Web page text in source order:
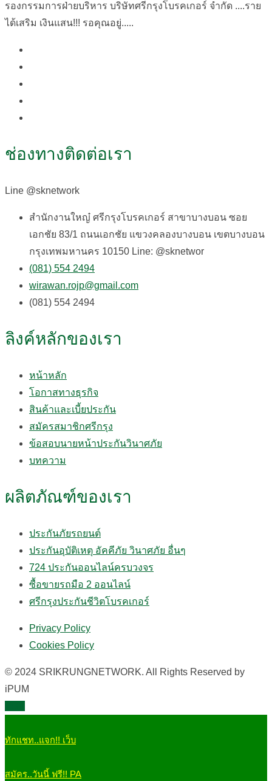
รองกรรมการฝ่ายบริหาร บริษัทศรีกรุงโบรคเกอร์ จำกัด ....ราย
ได้เสริม เงินแสน!!! รอคุณอยู่.....
ช่องทางติดต่อเรา
Line @sknetwork
สำนักงานใหญ๋ ศรีกรุงโบรคเกอร์ สาขาบางบอน ซอย
เอกชัย 83/1 ถนนเอกชัย แขวงคลองบางบอน เขตบางบอน
กรุงเทพมหานคร 10150 Line: @sknetwor
(081) 554 2494​
wirawan.rojp@gmail.com
(081) 554 2494​
ลิงค์หลักของเรา
หน้าหลัก
โอกาสทางธุรกิจ
สินค้าและเบี้ยประกัน
สมัครสมาชิกศรีกรุง
ข้อสอบนายหน้าประกันวินาศภัย
บทความ
ผลิตภัณฑ์ของเรา
ประกันภัยรถยนต์
ประกันอุบัติเหตุ อัคคีภัย วินาศภัย อื่นๆ
724 ประกันออนไลน์ครบวงจร
ซื้อขายรถมือ 2 ออนไลน์
ศรีกรุงประกันชีวิตโบรคเกอร์
Privacy Policy
Cookies Policy
© 2024 SRIKRUNGNETWORK. All Rights Reserved by
iPUM
ทักแชท..แจก!! เว็บ
สมัคร..วันนี้ ฟรี!! PA